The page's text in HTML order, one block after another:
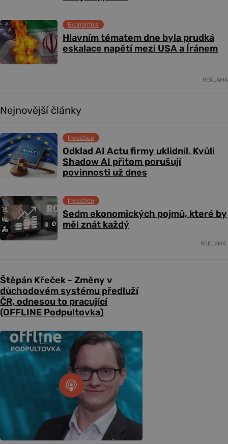
Hlavním tématem dne byla prudká
eskalace napětí mezi USA a Íránem
Ekonomika
REKLAMA
Nejnovější články
Odklad AI Actu firmy uklidnil. Kvůli
Shadow AI přitom porušují
povinnosti už dnes
Investice
Sedm ekonomických pojmů, které by
měl znát každý
Investice
REKLAMA
Štěpán Křeček - Změny v
důchodovém systému předluží
ČR, odnesou to pracující
(OFFLINE Podpultovka)